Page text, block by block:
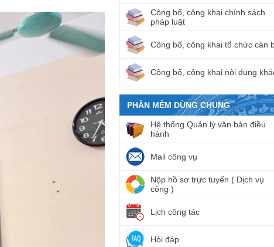
Công bố, công khai chính sách
pháp luật
Công bố, công khai tổ chức cán
Công bố, công khai nội dung
PHẦN MỀM DÙNG CHUNG
Hệ thống Quản lý văn bản điều
hành
Mail công vụ
Nộp hồ sơ trực tuyến ( Dịch vụ
công )
Lịch công tác
Hỏi đáp